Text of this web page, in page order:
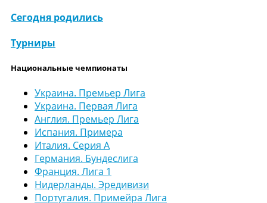
Сегодня родились
Турниры
Национальные чемпионаты
Украина. Премьер Лига
Украина. Первая Лига
Англия. Премьер Лига
Испания. Примера
Италия. Серия А
Германия. Бундеслига
Франция. Лига 1
Нидерланды. Эредивизи
Португалия. Примейра Лига